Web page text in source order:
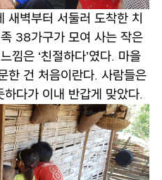
새벽부터 서둘러 도착한 치
38가구가 모여 사는 작은
낌은 ‘친절하다’였다. 마을
한 건 처음이란다. 사람들은
다가 이내 반갑게 맞았다.